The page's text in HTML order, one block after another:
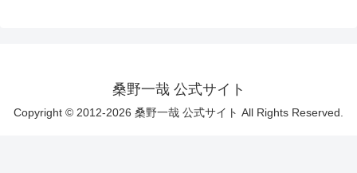
桑野一哉 公式サイト
Copyright © 2012-2026 桑野一哉 公式サイト All Rights Reserved.